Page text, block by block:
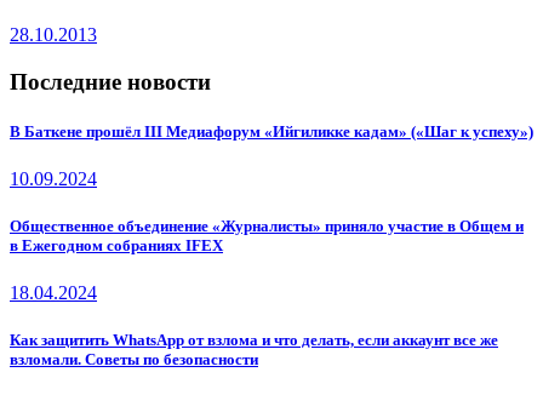
28.10.2013
Последние новости
В Баткене прошёл III Медиафорум «Ийгиликке кадам» («Шаг к успеху»)
10.09.2024
Общественное объединение «Журналисты» приняло участие в Общем и
в Ежегодном собраниях IFEX
18.04.2024
Как защитить WhatsApp от взлома и что делать, если аккаунт все же
взломали. Советы по безопасности